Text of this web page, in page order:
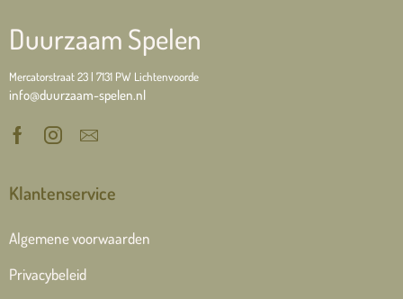
Duurzaam Spelen
Mercatorstraat 23 | 7131 PW Lichtenvoorde
info@duurzaam-spelen.nl
Klantenservice
Algemene voorwaarden
Privacybeleid